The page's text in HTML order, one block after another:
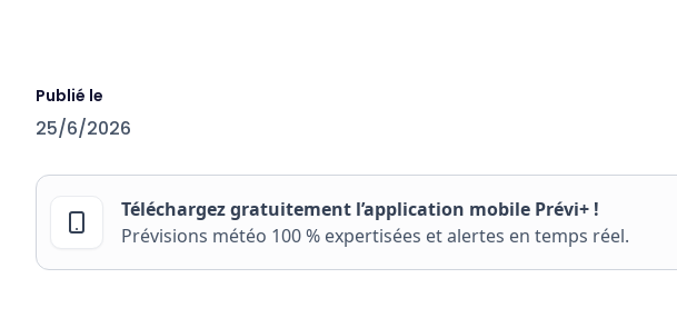
Publié le
25/6/2026
Téléchargez gratuitement l’application mobile Prévi+ !
Prévisions météo 100 % expertisées et alertes en temps réel.